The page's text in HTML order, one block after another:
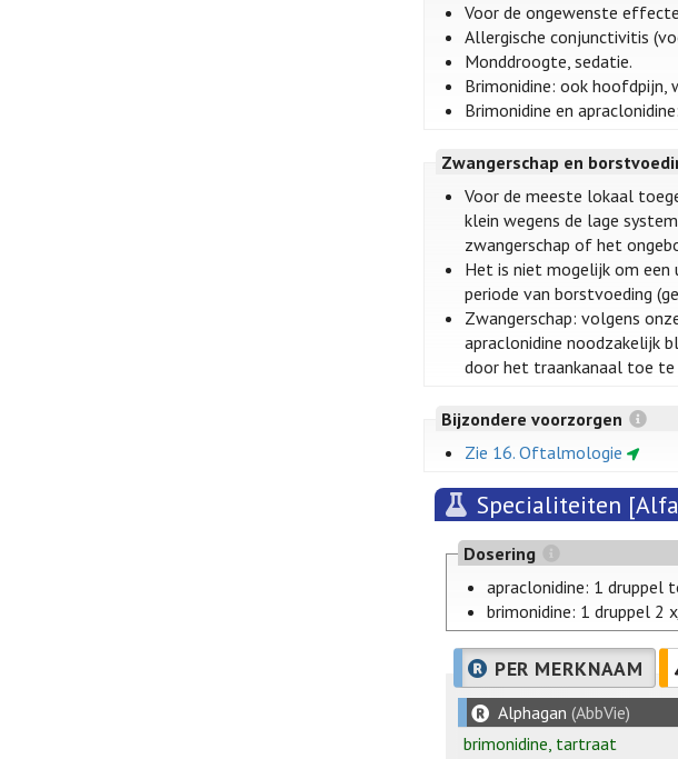
Voor de ongewenste
Allergische conjunctivitis
Monddroogte, sedatie.
Brimonidine: ook hoofdpijn,
Brimonidine en
Zwangerschap en
Voor de meeste lokaal
klein wegens de lage
zwangerschap of het
Het is niet mogelijk om een
periode van borstvoeding
Zwangerschap: volgens
apraclonidine noodzakelijk
door het traankanaal toe te
Bijzondere voorzorgen
Zie 16. Oftalmologie
Specialiteiten
Dosering
apraclonidine: 1 druppel
brimonidine: 1 druppel 2
PER MERKNAAM
Alphagan (AbbVie)
brimonidine, tartraat